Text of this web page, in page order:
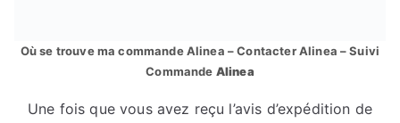
Où se trouve ma commande Alinea – Contacter Alinea – Suivi
Commande Alinea
Une fois que vous avez reçu l’avis d’expédition de